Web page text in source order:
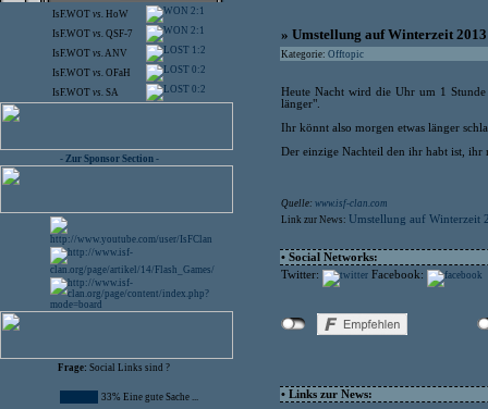
IsF.WOT vs. HoW 2:1
IsF.WOT vs. QSF-7 2:1
IsF.WOT vs.ANV 1:2
IsF.WOT vs. OFaH 0:2
IsF.WOT vs. SA 0:2
- Zur Sponsor Section -
Frage: Social Links sind ?
33% Eine gute Sache ...
» Umstellung auf Winterzeit 2013
Kategorie: Offtopic
Heute Nacht wird die Uhr um 1
länger".
Ihr könnt also morgen etwas länger
Der einzige Nachteil den ihr habt ist, ihr
Quelle: www.isf-clan.com
Link zur News: Umstellung auf Winterzeit
• Social Networks:
Twitter:
Facebook:
• Links zur News: